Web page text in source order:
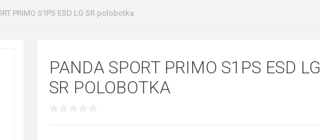
PRIMO S1PS ESD LG SR polobotka
PANDA SPORT PRIMO S1PS ESD LG
SR POLOBOTKA